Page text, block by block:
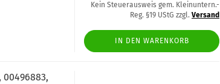
Kein Steuerausweis gem. Kleinuntern.-
Reg. §19 UStG zzgl. Versand
IN DEN WARENKORB
00496883,